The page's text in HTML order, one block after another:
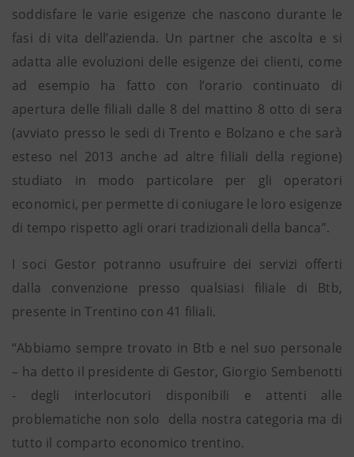
soddisfare le varie esigenze che nascono durante le
fasi di vita dell’azienda. Un partner che ascolta e si
adatta alle evoluzioni delle esigenze dei clienti, come
ad esempio ha fatto con l’orario continuato di
apertura delle filiali dalle 8 del mattino 8 otto di sera
(avviato presso le sedi di Trento e Bolzano e che sarà
esteso nel 2013 anche ad altre filiali della regione)
studiato in modo particolare per gli operatori
economici, per permette di coniugare le loro esigenze
di tempo rispetto agli orari tradizionali della banca”.
I soci Gestor potranno usufruire dei servizi offerti
dalla convenzione presso qualsiasi filiale di Btb,
presente in Trentino con 41 filiali.
“Abbiamo sempre trovato in Btb e nel suo personale
– ha detto il presidente di Gestor, Giorgio Sembenotti
- degli interlocutori disponibili e attenti alle
problematiche non solo della nostra categoria ma di
tutto il comparto economico trentino.